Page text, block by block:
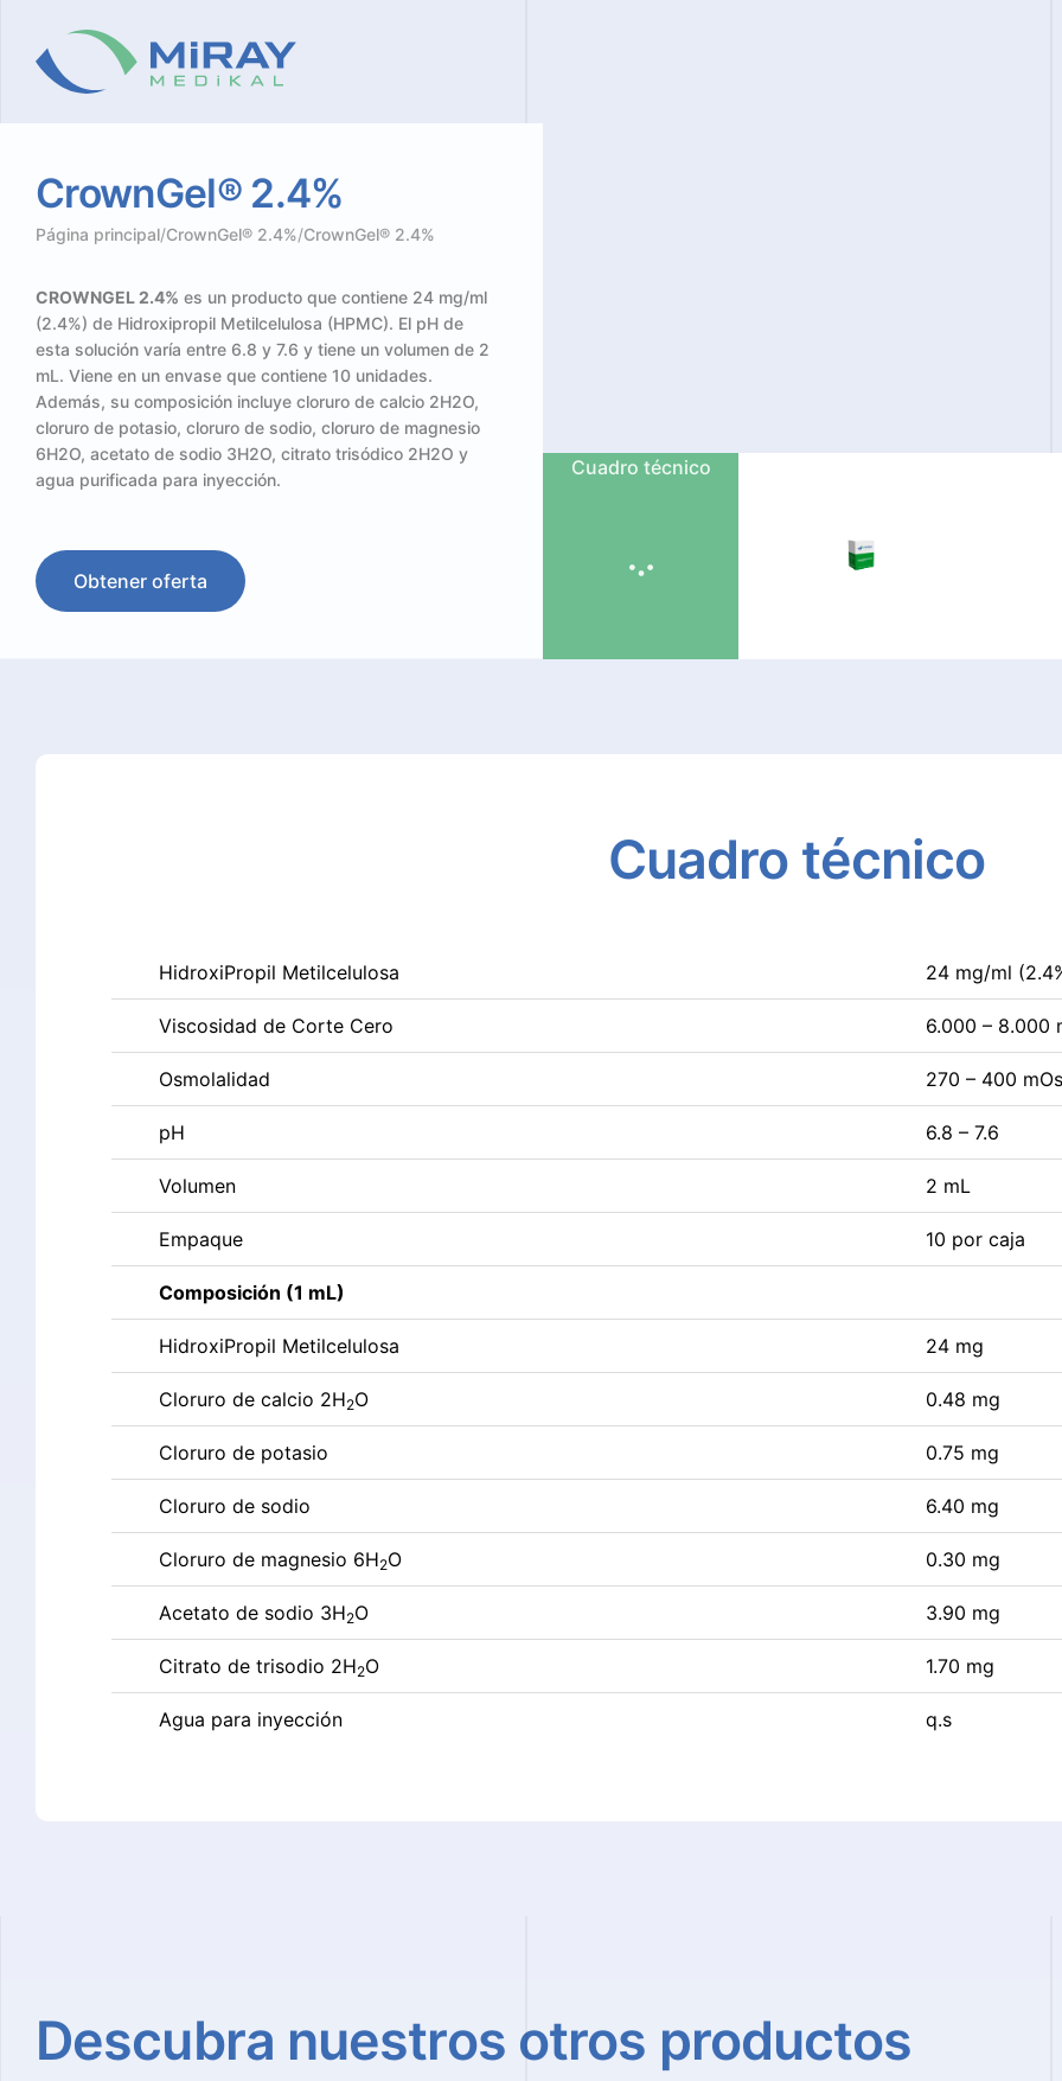
CrownGel® 2.4%
Página principal/CrownGel® 2.4%/CrownGel® 2.4%
CROWNGEL 2.4% es un producto que contiene 24 mg/ml
(2.4%) de Hidroxipropil Metilcelulosa (HPMC). El pH de
esta solución varía entre 6.8 y 7.6 y tiene un volumen de 2
mL. Viene en un envase que contiene 10 unidades.
Además, su composición incluye cloruro de calcio 2H2O,
cloruro de potasio, cloruro de sodio, cloruro de magnesio
6H2O, acetato de sodio 3H2O, citrato trisódico 2H2O y
agua purificada para inyección.
Obtener oferta
Cuadro técnico
Cuadro técnico
HidroxiPropil Metilcelulosa 24 mg/ml
Viscosidad de Corte Cero 6.000 – 8.000
Osmolalidad 270 – 400
pH 6.8 – 7.6
Volumen 2 mL
Empaque 10 por caja
Composición (1 mL)
HidroxiPropil Metilcelulosa 24 mg
Cloruro de calcio 2H2O 0.48 mg
Cloruro de potasio 0.75 mg
Cloruro de sodio 6.40 mg
Cloruro de magnesio 6H2O 0.30 mg
Acetato de sodio 3H2O 3.90 mg
Citrato de trisodio 2H2O 1.70 mg
Agua para inyección q.s
Descubra nuestros otros productos
Detalle